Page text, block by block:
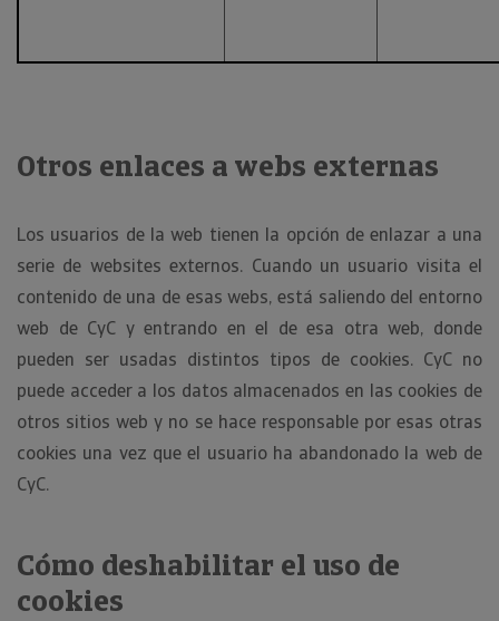
Otros enlaces a webs externas
Los usuarios de la web tienen la opción de enlazar a una
serie de websites externos. Cuando un usuario visita el
contenido de una de esas webs, está saliendo del entorno
web de CyC y entrando en el de esa otra web, donde
pueden ser usadas distintos tipos de cookies. CyC no
puede acceder a los datos almacenados en las cookies de
otros sitios web y no se hace responsable por esas otras
cookies una vez que el usuario ha abandonado la web de
CyC.
Cómo deshabilitar el uso de
cookies